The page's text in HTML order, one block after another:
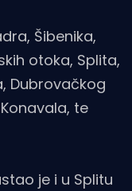
Šibenika,
otoka, Splita,
Dubrovačkog
te
je i u Splitu